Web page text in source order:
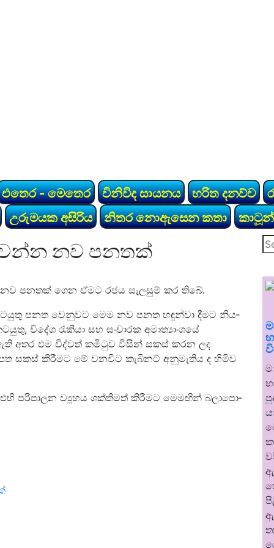
එතෙර - මෙතෙර විනිවිද සායනය හරිත දනව්ව
උරුමයක අසිරිය නිතර නොඇසෙන කතා කාටූන්
නව පන­තක්
නව පන­තක් ගෙන ඒමට රජය සැල­සුම් කර තිබේ.
කට­යුතු පනත වෙනු­වට මෙම නව පනත හඳුන්වා දීමට නිය­
විදේශ රැකියා සහ සංචා­රක අමා­ත්‍යාං­ශයේ
අතර එම විද්වත් කමි­ටුව විසින් සකස් කරන ලද
සකස් කිරී­මට මේ වන­විට කැබි­නට් අනු­මැ­තිය ද හිමිව
එහි පරි­පා­ලන ව්‍යූහය ශක්ති­මත් කිරී­මට මෙම­ඟින් බලා­පො­